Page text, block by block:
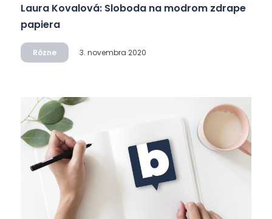
Laura Kovalová: Sloboda na modrom zdrape
papiera
Rôzne 3. novembra 2020